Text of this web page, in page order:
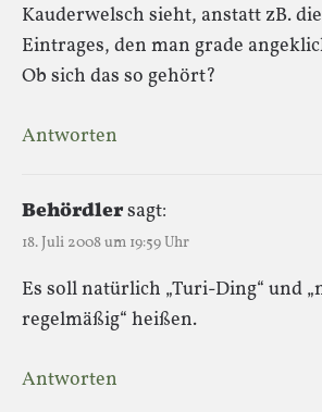
Kauderwelsch sieht, anstatt zB.
Eintrages, den man grade
Ob sich das so gehört?
Antworten
Behördlersagt:
18. Juli 2008 um 19:59 Uhr
Es soll natürlich „Turi-Ding“ und
regelmäßig“ heißen.
Antworten